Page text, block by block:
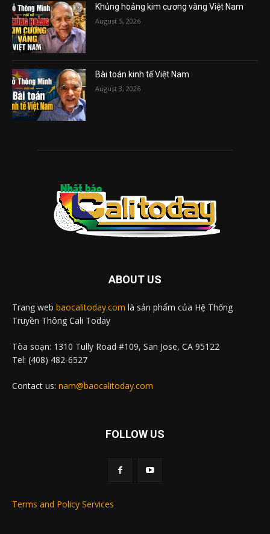
Khủng hoảng kim cương vàng Việt Nam
August 5, 2026
Bài toán kinh tế Việt Nam
August 3, 2026
ABOUT US
Trang web baocalitoday.com là sản phẩm của Hệ Thống
Truyền Thông Cali Today
Tòa soạn: 1310 Tully Road #109, San Jose, CA 95122
Tel: (408) 482-6527
Contact us: nam@baocalitoday.com
FOLLOW US
Terms and Policy Services